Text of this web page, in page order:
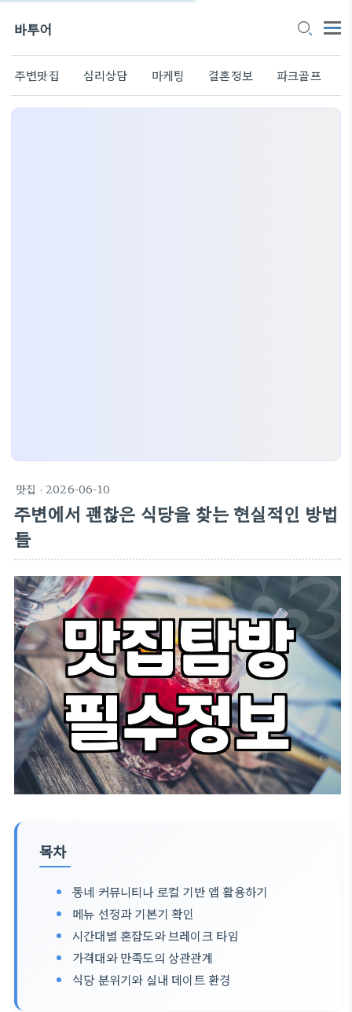
바투어
주변맛집 심리상담 마케팅 결혼정보 파크골프
맛집 · 2026-06-10
주변에서 괜찮은 식당을 찾는 현실적인 방법
들
목차
동네 커뮤니티나 로컬 기반 앱 활용하기
메뉴 선정과 기본기 확인
시간대별 혼잡도와 브레이크 타임
가격대와 만족도의 상관관계
식당 분위기와 실내 데이트 환경